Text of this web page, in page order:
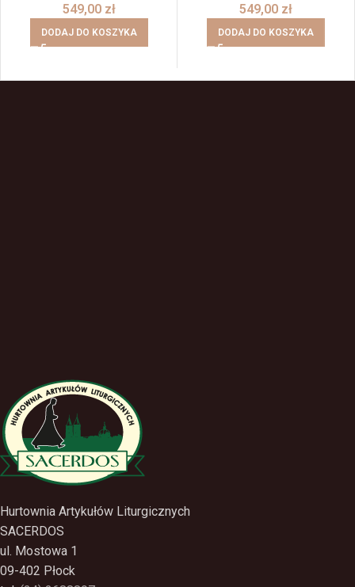
549,00 zł
DODAJ DO KOSZYKA
549,00 zł
DODAJ DO KOSZYKA
Hurtownia Artykułów Liturgicznych
SACERDOS
ul. Mostowa 1
09-402 Płock